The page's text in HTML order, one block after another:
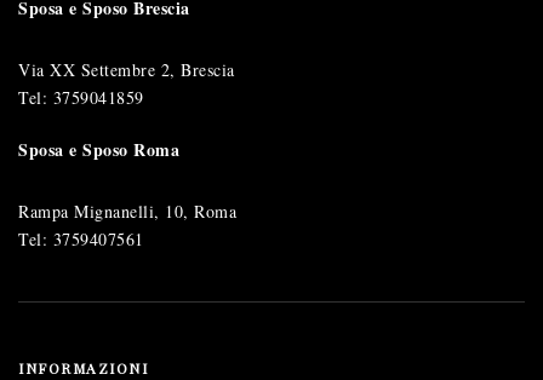
Sposa e Sposo Brescia
Via XX Settembre 2, Brescia
Tel: 3759041859
Sposa e Sposo Roma
Rampa Mignanelli, 10, Roma
Tel: 3759407561
INFORMAZIONI